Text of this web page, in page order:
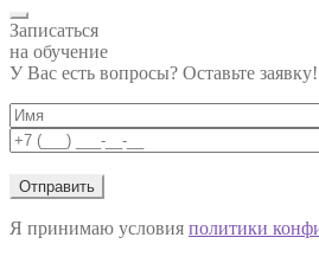
Записаться
на обучение
У Вас есть вопросы? Оставьте заявку!
Я принимаю условия политики